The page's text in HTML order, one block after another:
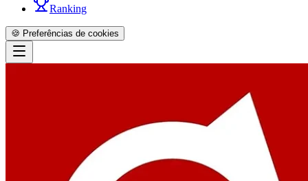
Ranking
🍪 Preferências de cookies